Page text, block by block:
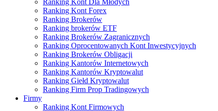
Ranking Kont Dla Młodych
Ranking Kont Forex
Ranking Brokerów
Ranking brokerów ETF
Ranking Brokerów Zagranicznych
Ranking Oprocentowanych Kont Inwestycyjnych
Ranking Brokerów Obligacji
Ranking Kantorów Internetowych
Ranking Kantorów Kryptowalut
Ranking Giełd Kryptowalut
Ranking Firm Prop Tradingowych
Firmy
Ranking Kont Firmowych